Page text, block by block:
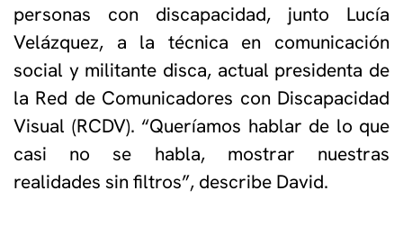
personas con discapacidad, junto Lucía
Velázquez, a la técnica en comunicación
social y militante disca, actual presidenta de
la Red de Comunicadores con Discapacidad
Visual (RCDV). “Queríamos hablar de lo que
casi no se habla, mostrar nuestras
realidades sin filtros”, describe David.